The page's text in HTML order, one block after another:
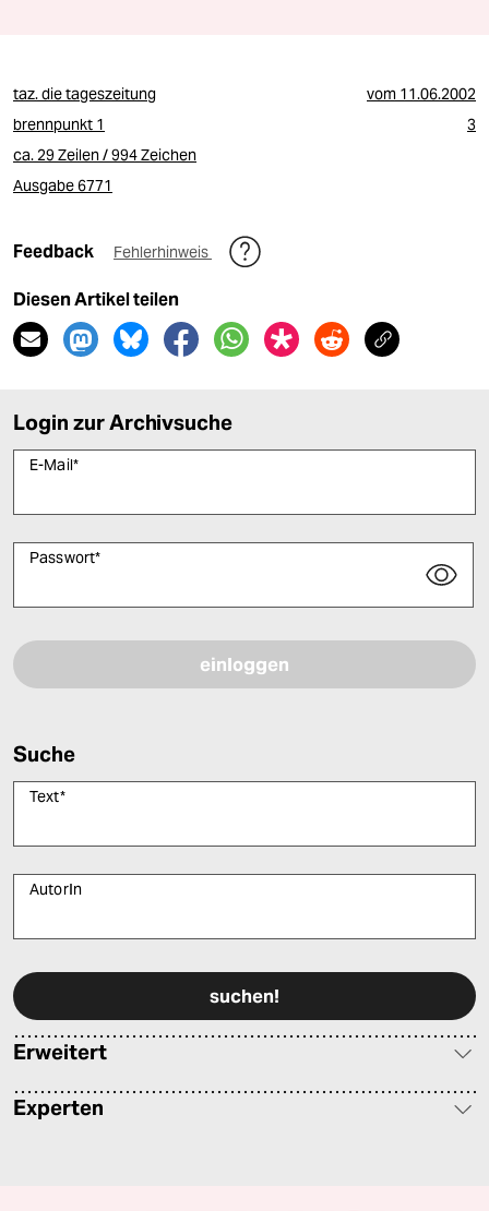
taz. die tageszeitung vom 11.06.2002
brennpunkt 1
3
ca. 29 Zeilen / 994 Zeichen
Ausgabe 6771
Feedback Fehlerhinweis
Diesen Artikel teilen
Login zur Archivsuche
E-Mail*
Passwort*
Suche
Text*
AutorIn
Erweitert
Experten